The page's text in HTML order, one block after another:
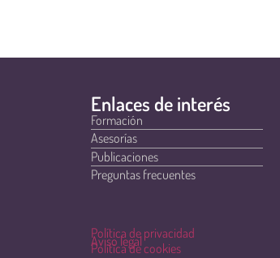
Enlaces de interés
Formación
Asesorías
Publicaciones
Preguntas frecuentes
Política de privacidad
Aviso legal
Política de cookies